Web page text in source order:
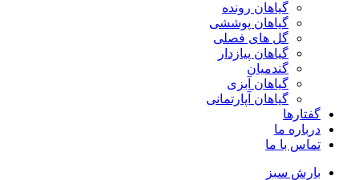
گیاهان رونده
گیاهان پوششی
گل های فصلی
گیاهان پیازدار
گندمیان
گیاهان آبزی
گیاهان آپارتمانی
گفتارها
درباره ما
تماس با ما
بارش سبز